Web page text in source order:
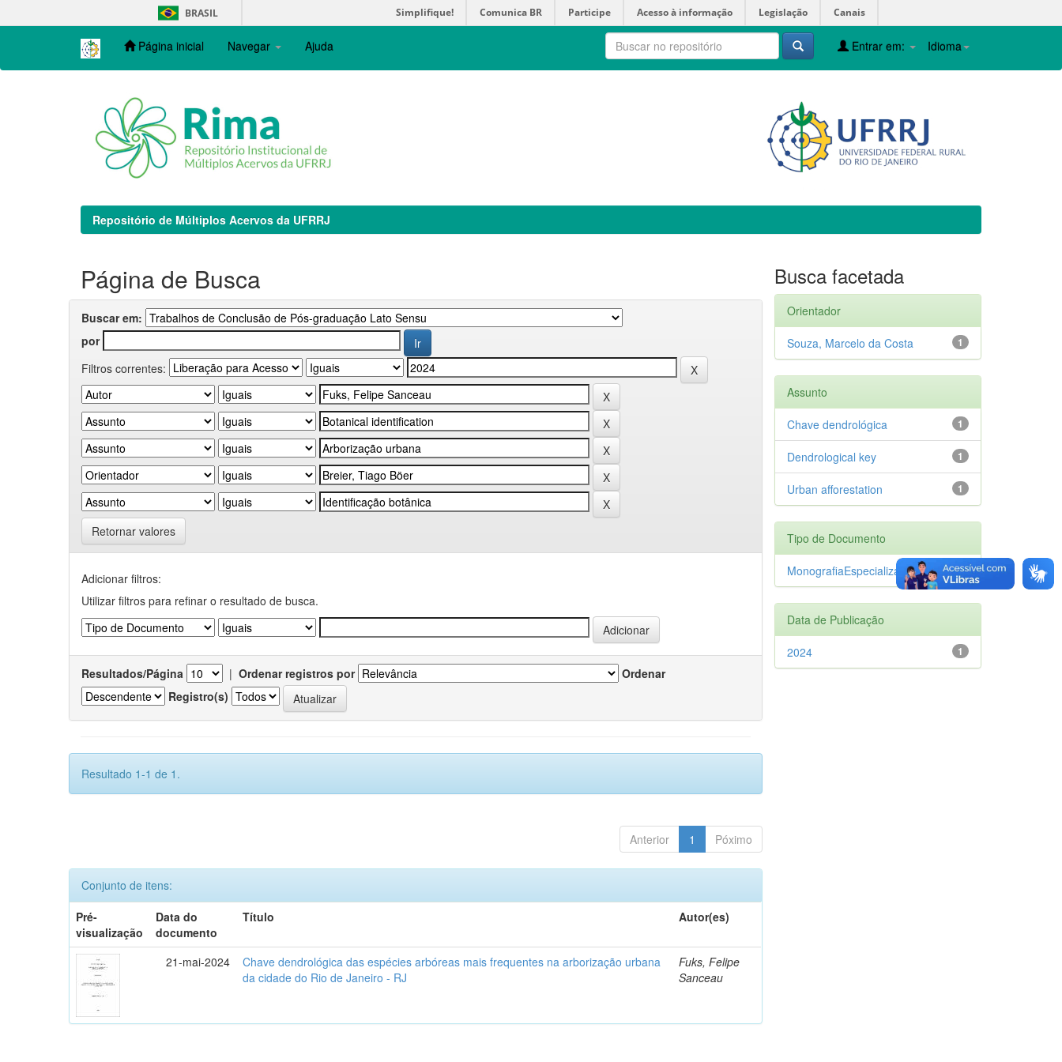
navigation
BRASIL Simplifique! Comunica BR Participe Acesso à informação Legislação Canais
Página inicial Navegar Ajuda Idioma
Entrar em:
Repositório de Múltiplos Acervos da UFRRJ
Página de Busca
Buscar em:
por
Filtros correntes:
Retornar valores
Adicionar filtros:
Utilizar filtros para refinar o resultado de busca.
Resultados/Página | Ordenar registros por
Ordenar
Registro(s)
Resultado 1-1 de 1.
Anterior 1 Póximo
Conjunto de itens:
Pré-
visualização
Data do
documento
Título Autor(es)
21-mai-2024
Chave dendrológica das espécies arbóreas mais frequentes na arborização urbana
da cidade do Rio de Janeiro - RJ
Fuks, Felipe
Sanceau
Busca facetada
Orientador
1
Souza, Marcelo da Costa
Assunto
1
Chave dendrológica
1
Dendrological key
1
Urban afforestation
Tipo de Documento
1
MonografiaEspecializacao
Data de Publicação
1
2024